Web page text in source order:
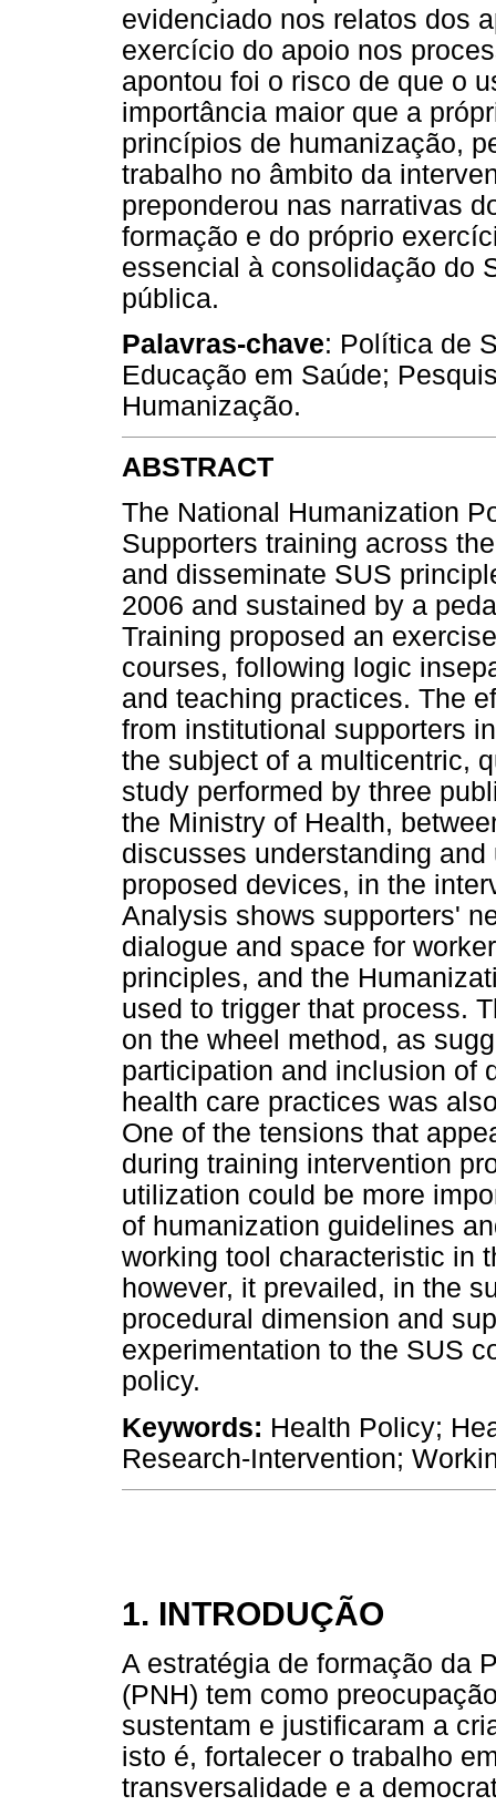
evidenciado nos relatos dos
exercício do apoio nos
apontou foi o risco de que o
importância maior que a
princípios de humanização,
trabalho no âmbito da
preponderou nas narrativas
formação e do próprio
essencial à consolidação do
pública.
Palavras-chave: Política de
Educação em Saúde;
Humanização.
ABSTRACT
The National Humanization
Supporters training across
and disseminate SUS
2006 and sustained by a
Training proposed an
courses, following logic
and teaching practices. The
from institutional supporters
the subject of a multicentric,
study performed by three
the Ministry of Health,
discusses understanding
proposed devices, in the
Analysis shows supporters'
dialogue and space for
principles, and the
used to trigger that process.
on the wheel method, as
participation and inclusion of
health care practices was
One of the tensions that
during training intervention
utilization could be more
of humanization guidelines
working tool characteristic in
however, it prevailed, in the
procedural dimension and
experimentation to the SUS
policy.
Keywords: Health Policy;
Research-Intervention;
1. INTRODUÇÃO
A estratégia de formação da
(PNH) tem como
sustentam e justificaram a
isto é, fortalecer o trabalho
transversalidade e a